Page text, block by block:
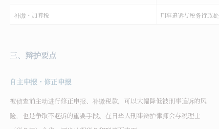
补缴・加算税 刑事追诉与税务行政
三、辩护要点
自主申报・修正申报
被侦查前主动进行修正申报、补缴税款，可以大幅降低被刑事追诉的风
险，也是争取不起诉的重要手段。在日华人刑事辩护律师会与税理士